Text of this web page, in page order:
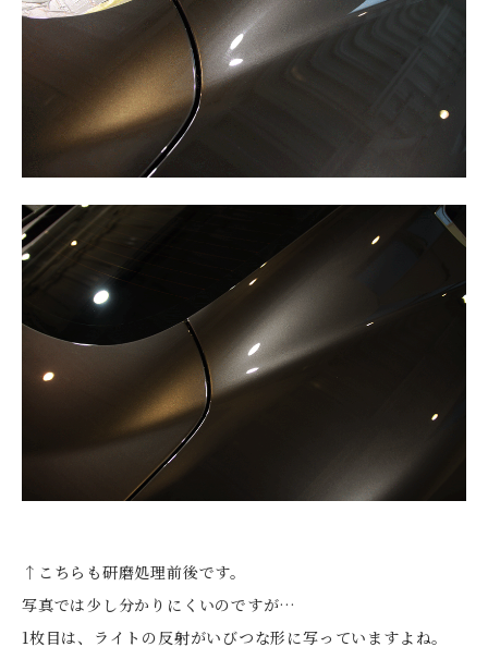
↑こちらも研磨処理前後です。
写真では少し分かりにくいのですが…
1枚目は、ライトの反射がいびつな形に写っていますよね。